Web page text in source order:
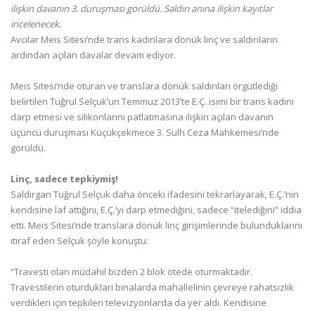
ilişkin davanın 3. duruşması görüldü. Saldırı anına ilişkin kayıtlar
incelenecek.
Avcılar Meis Sitesi’nde trans kadınlara dönük linç ve saldırıların
ardından açılan davalar devam ediyor.
Meis Sitesi’nde oturan ve translara dönük saldırıları örgütlediği
belirtilen Tuğrul Selçuk’un Temmuz 2013’te E.Ç. isimi bir trans kadını
darp etmesi ve silikonlarını patlatmasına ilişkin açılan davanın
üçüncü duruşması Küçükçekmece 3. Sulh Ceza Mahkemesi’nde
görüldü.
Linç, sadece tepkiymiş!
Saldırgan Tuğrul Selçuk daha önceki ifadesini tekrarlayarak, E.Ç.’nin
kendisine laf attığını, E.Ç.’yi darp etmediğini, sadece “itelediğini” iddia
etti. Meis Sitesi’nde translara dönük linç girişimlerinde bulunduklarını
itiraf eden Selçuk şöyle konuştu:
“Travesti olan müdahil bizden 2 blok ötede oturmaktadır.
Travestilerin oturdukları binalarda mahallelinin çevreye rahatsızlık
verdikleri için tepkileri televizyonlarda da yer aldı. Kendisine